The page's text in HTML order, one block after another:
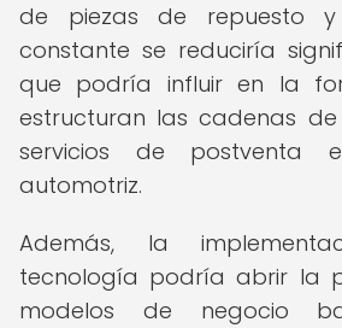
de piezas de repuesto y
constante se reduciría
que podría influir en la
estructuran las cadenas de
servicios de postventa
automotriz.
Además, la
tecnología podría abrir la
modelos de negocio